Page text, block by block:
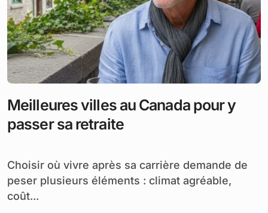
Meilleures villes au Canada pour y
passer sa retraite
Choisir où vivre après sa carrière demande de
peser plusieurs éléments : climat agréable,
coût...